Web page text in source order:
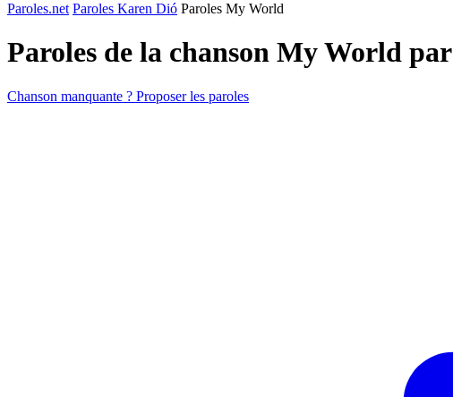
Paroles.net Paroles Karen Dió Paroles My World
Paroles de la chanson My World par
Chanson manquante ? Proposer les paroles